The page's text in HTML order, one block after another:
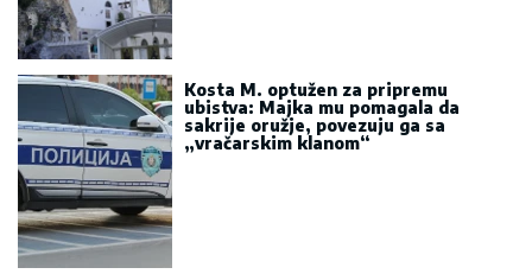
Kosta M. optužen za pripremu
ubistva: Majka mu pomagala da
sakrije oružje, povezuju ga sa
„vračarskim klanom“